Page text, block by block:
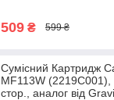
509 ₴ 599 ₴
Сумісний Картридж
MF113W
стор., аналог від